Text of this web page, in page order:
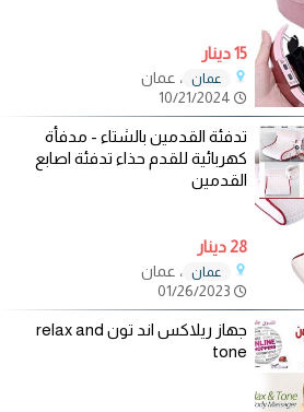
15 دينار
عمان ، عمان
تدفئة القدمين بالشتاء - مدفأة
كهربائية للقدم حذاء تدفئة اصابع
القدمين
28 دينار
عمان ، عمان
جهاز ريلاكس اند تون relax and
tone